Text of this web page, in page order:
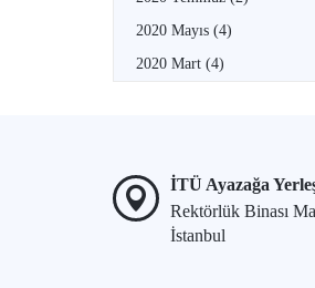
2020 Mayıs (4)
2020 Mart (4)
İTÜ Ayazağa
Rektörlük Binası
İstanbul